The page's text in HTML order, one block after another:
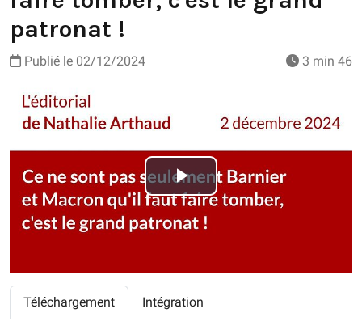
patronat !
Publié le 02/12/2024 3 min 46
Play
Video
Téléchargement Intégration